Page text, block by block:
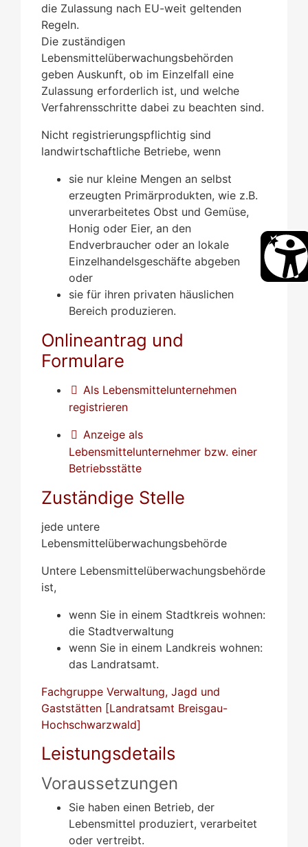
die Zulassung nach EU-weit geltenden
Regeln.
Die zuständigen
Lebensmittelüberwachungsbehörden
geben Auskunft, ob im Einzelfall eine
Zulassung erforderlich ist, und welche
Verfahrensschritte dabei zu beachten sind.
Nicht registrierungspflichtig sind
landwirtschaftliche Betriebe, wenn
sie nur kleine Mengen an selbst
erzeugten Primärprodukten, wie z.B.
unverarbeitetes Obst und Gemüse,
Honig oder Eier, an den
Endverbraucher oder an lokale
Einzelhandelsgeschäfte abgeben
oder
sie für ihren privaten häuslichen
Bereich produzieren.
Onlineantrag und
Formulare
Als Lebensmittelunternehmen
registrieren
Anzeige als
Lebensmittelunternehmer bzw. einer
Betriebsstätte
Zuständige Stelle
jede untere
Lebensmittelüberwachungsbehörde
Untere Lebensmittelüberwachungsbehörde
ist,
wenn Sie in einem Stadtkreis wohnen:
die Stadtverwaltung
wenn Sie in einem Landkreis wohnen:
das Landratsamt.
Fachgruppe Verwaltung, Jagd und
Gaststätten [Landratsamt Breisgau-
Hochschwarzwald]
Leistungsdetails
Voraussetzungen
Sie haben einen Betrieb, der
Lebensmittel produziert, verarbeitet
oder vertreibt.